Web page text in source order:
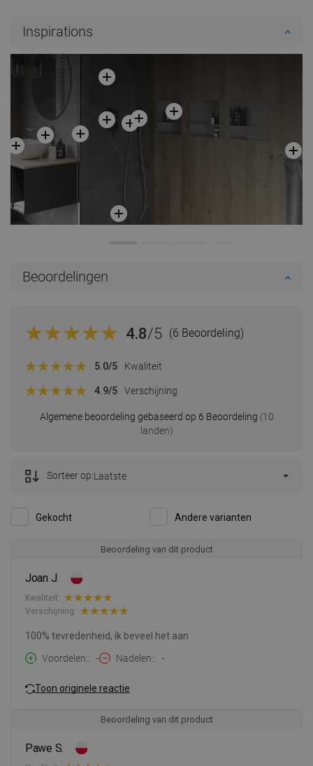
Inspirations
Beoordelingen
4.8/5 (6 Beoordeling)
Algemene beoordeling gebaseerd op 6 Beoordeling (10
landen)
5.0/5 Kwaliteit
4.9/5 Verschijning
Gekocht Andere varianten
Sorteer op:Laatste
Beoordeling van dit product
Joan J.
Kwaliteit:
Verschijning:
100% tevredenheid, ik beveel het aan
Voordelen:
- Nadelen: -
Toon originele reactie
Beoordeling van dit product
Pawe S.